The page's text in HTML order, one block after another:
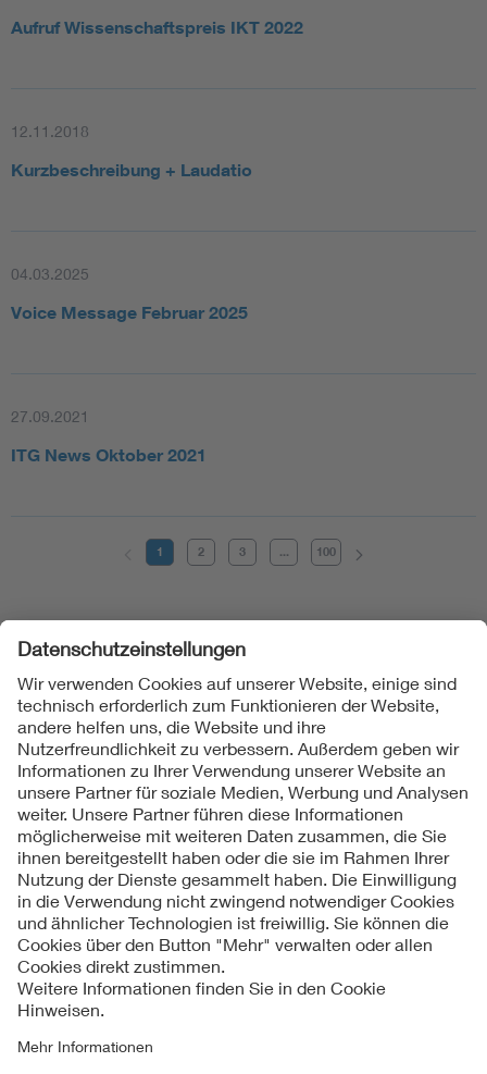
Aufruf Wissenschaftspreis IKT 2022
12.11.2018
Kurzbeschreibung + Laudatio
04.03.2025
Voice Message Februar 2025
27.09.2021
ITG News Oktober 2021
1 2 3 ... 100
Folgen Sie uns
Kontakte
Service
Impressum
Datenschutzinformationen
Cookie Hinweise